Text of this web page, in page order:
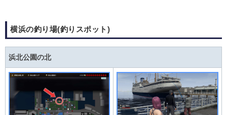
横浜の釣り場(釣りスポット)
浜北公園の北